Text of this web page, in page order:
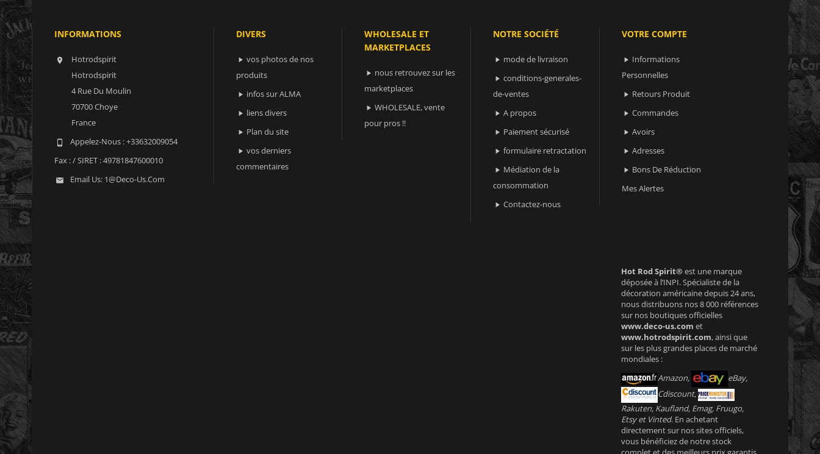
INFORMATIONS

Hotrodspirit
Hotrodspirit
4 Rue Du Moulin
70700 Choye
France
 Appelez-Nous :+33632009054
Fax :/ SIRET : 49781847600010
 Email Us: 1@deco-Us.com
DIVERS
 vos photos de nos
produits
 infos sur ALMA
 liens divers
 Plan du site
 vos derniers
commentaires
WHOLESALE ET
MARKETPLACES
 nous retrouvez sur les
marketplaces
 WHOLESALE, vente
pour pros !!
NOTRE SOCIÉTÉ
 mode de livraison
 conditions-generales-
de-ventes
 A propos
 Paiement sécurisé
 formulaire retractation
 Médiation de la
consommation
 Contactez-nous
VOTRE COMPTE
 Informations
Personnelles
 Retours Produit
 Commandes
 Avoirs
 Adresses
 Bons De Réduction
Mes Alertes
Hot Rod Spirit®est une marque
déposée à l’INPI. Spécialiste de la
décoration américaine depuis 24 ans,
nous distribuons nos 8 000 références
sur nos boutiques officielles
www.deco-us.com et
www.hotrodspirit.com, ainsi que
sur les plus grandes places de marché
mondiales :
Amazon,
eBay,
Cdiscount,
Rakuten, Kaufland, Emag, Fruugo,
Etsy et Vinted. En achetant
directement sur nos sites officiels,
vous bénéficiez de notre stock